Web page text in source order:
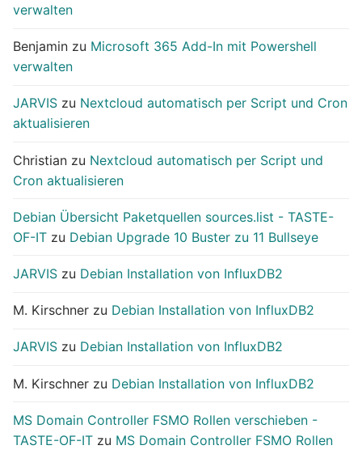
verwalten
Benjamin zu Microsoft 365 Add-In mit Powershell
verwalten
JARVIS zu Nextcloud automatisch per Script und Cron
aktualisieren
Christian zu Nextcloud automatisch per Script und
Cron aktualisieren
Debian Übersicht Paketquellen sources.list - TASTE-
OF-IT zu Debian Upgrade 10 Buster zu 11 Bullseye
JARVIS zu Debian Installation von InfluxDB2
M. Kirschner zu Debian Installation von InfluxDB2
JARVIS zu Debian Installation von InfluxDB2
M. Kirschner zu Debian Installation von InfluxDB2
MS Domain Controller FSMO Rollen verschieben -
TASTE-OF-IT zu MS Domain Controller FSMO Rollen